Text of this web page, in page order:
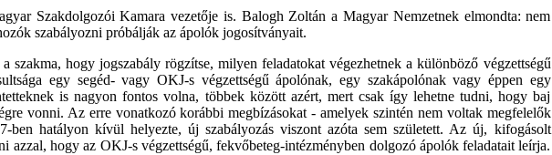
Szakdolgozói Kamara vezetője is. Balogh Zoltán a Magyar Nemzetnek elmondta: nem
szabályozni próbálják az ápolók jogosítványait.
szakma, hogy jogszabály rögzítse, milyen feladatokat végezhetnek a különböző végzettségű
egy segéd- vagy OKJ-s végzettségű ápolónak, egy szakápolónak vagy éppen egy
is nagyon fontos volna, többek között azért, mert csak így lehetne tudni, hogy baj
vonni. Az erre vonatkozó korábbi megbízásokat - amelyek szintén nem voltak megfelelők
ben hatályon kívül helyezte, új szabályozás viszont azóta sem született. Az új, kifogásolt
azzal, hogy az OKJ-s végzettségű, fekvőbeteg-intézményben dolgozó ápolók feladatait leírja.